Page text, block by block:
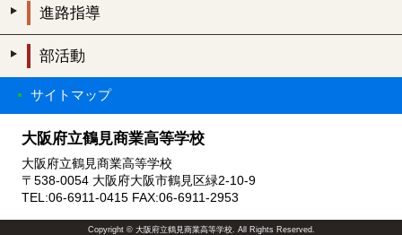
進路指導
部活動
サイトマップ
大阪府立鶴見商業高等学校
大阪府立鶴見商業高等学校
〒538-0054 大阪府大阪市鶴見区緑2-10-9
TEL:06-6911-0415 FAX:06-6911-2953
Copyright © 大阪府立鶴見商業高等学校. All Rights Reserved.